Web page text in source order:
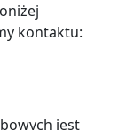
kontaktu:
jest